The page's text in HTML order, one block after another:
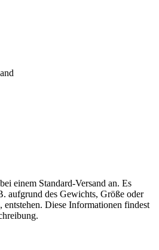
einem Standard-Versand an. Es
aufgrund des Gewichts, Größe oder
entstehen. Diese Informationen findest